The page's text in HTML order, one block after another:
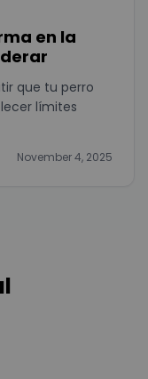
en la
que tu perro
límites
November 4, 2025